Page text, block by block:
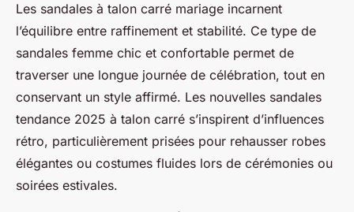
Les sandales à talon carré mariage incarnent
l’équilibre entre raffinement et stabilité. Ce type de
sandales femme chic et confortable permet de
traverser une longue journée de célébration, tout en
conservant un style affirmé. Les nouvelles sandales
tendance 2025 à talon carré s’inspirent d’influences
rétro, particulièrement prisées pour rehausser robes
élégantes ou costumes fluides lors de cérémonies ou
soirées estivales.